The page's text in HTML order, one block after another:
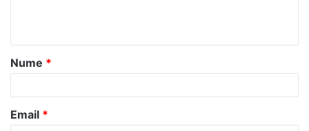
a
r
u
*
Nume *
Email *